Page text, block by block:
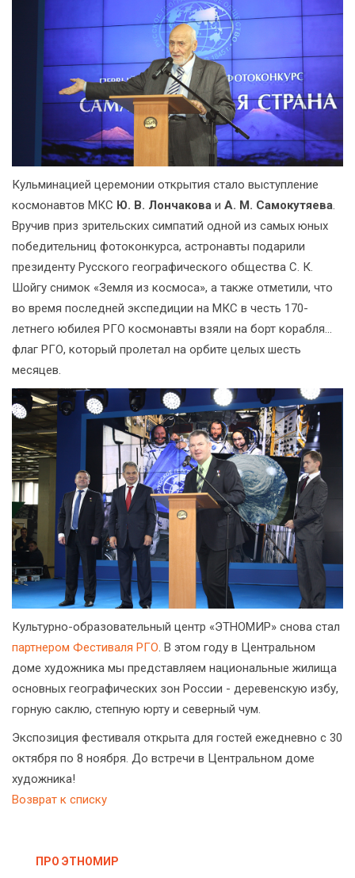
Кульминацией церемонии открытия стало выступление
космонавтов МКС Ю. В. Лончакова и А. М. Самокутяева
Вручив приз зрительских симпатий одной из самых юных
победительниц фотоконкурса, астронавты подарили
президенту Русского географического общества С. К.
Шойгу снимок «Земля из космоса», а также отметили, что
во время последней экспедиции на МКС в честь 170-
летнего юбилея РГО космонавты взяли на борт корабля...
флаг РГО, который пролетал на орбите целых шесть
месяцев.
Культурно-образовательный центр «ЭТНОМИР» снова стал
партнером Фестиваля РГО. В этом году в Центральном
доме художника мы представляем национальные жилища
основных географических зон России - деревенскую избу,
горную саклю, степную юрту и северный чум.
Экспозиция фестиваля открыта для гостей ежедневно с 30
октября по 8 ноября. До встречи в Центральном доме
художника!
Возврат к списку
ПРО ЭТНОМИР